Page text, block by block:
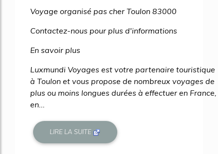
Voyage organisé pas cher Toulon 83000
Contactez-nous pour plus d'informations
En savoir plus
Luxmundi Voyages est votre partenaire touristique
à Toulon et vous propose de nombreux voyages de
plus ou moins longues durées à effectuer en France,
en...
LIRE LA SUITE